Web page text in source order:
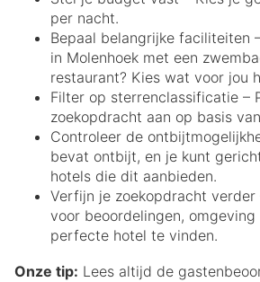
per nacht.
Bepaal belangrijke faciliteiten
in Molenhoek met een
restaurant? Kies wat voor jou
Filter op sterrenclassificatie –
zoekopdracht aan op basis
Controleer de
bevat ontbijt, en je kunt
hotels die dit aanbieden.
Verfijn je zoekopdracht
voor beoordelingen,
perfecte hotel te vinden.
Onze tip: Lees altijd de